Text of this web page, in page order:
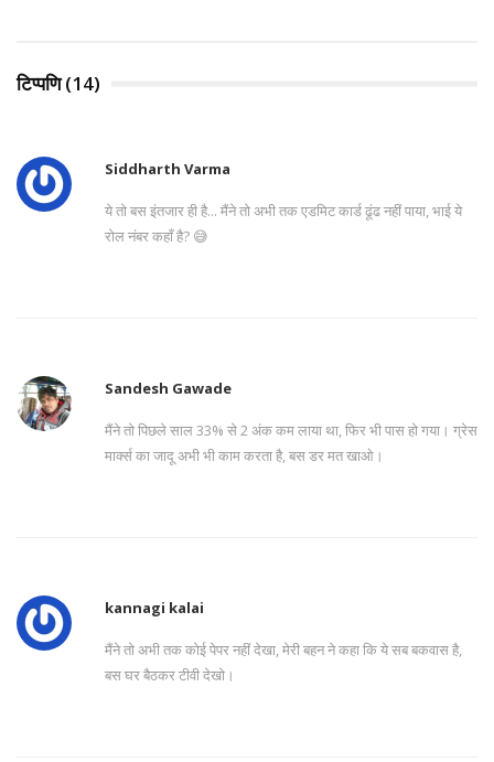
टिप्पणि (14)
Siddharth Varma
ये तो बस इंतजार ही है... मैंने तो अभी तक एडमिट कार्ड ढूंढ नहीं पाया, भाई ये
रोल नंबर कहाँ है? 😅
Sandesh Gawade
मैंने तो पिछले साल 33% से 2 अंक कम लाया था, फिर भी पास हो गया। ग्रेस
मार्क्स का जादू अभी भी काम करता है, बस डर मत खाओ।
kannagi kalai
मैंने तो अभी तक कोई पेपर नहीं देखा, मेरी बहन ने कहा कि ये सब बकवास है,
बस घर बैठकर टीवी देखो।